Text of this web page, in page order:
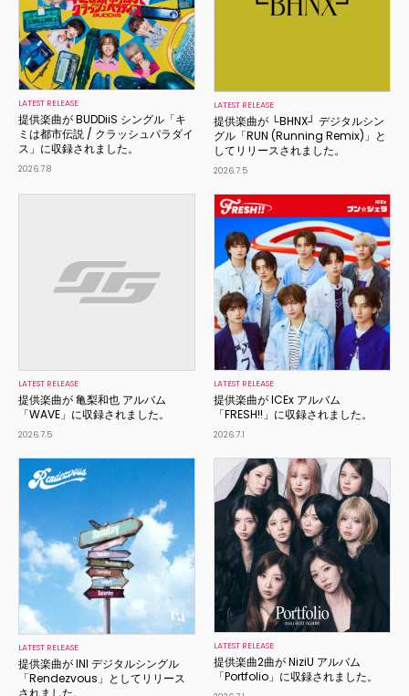
LATEST RELEASE
提供楽曲が BUDDiiS シングル「キ
ミは都市伝説 / クラッシュパラダイ
ス」に収録されました。
2026.7.8
LATEST RELEASE
提供楽曲が └BHNX┘ デジタルシン
グル「RUN (Running Remix)」と
してリリースされました。
2026.7.5
LATEST RELEASE
提供楽曲が 亀梨和也 アルバム
「WAVE」に収録されました。
2026.7.5
LATEST RELEASE
提供楽曲が ICEx アルバム
「FRESH!!」に収録されました。
2026.7.1
LATEST RELEASE
提供楽曲が INI デジタルシングル
「Rendezvous」としてリリース
されました。
LATEST RELEASE
提供楽曲2曲が NiziU アルバム
「Portfolio」に収録されました。